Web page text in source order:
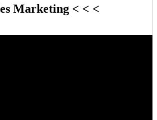
Marketing < < <